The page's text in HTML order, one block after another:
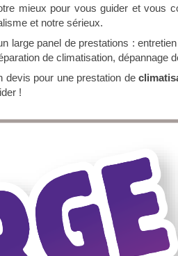
mieux pour vous guider et vous
et notre sérieux.
large panel de prestations :
de climatisation, dépannage
devis pour une prestation de
!